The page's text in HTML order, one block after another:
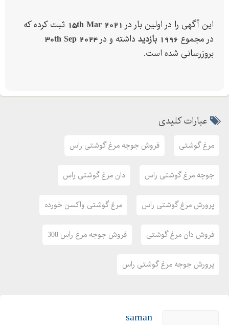
این آگهی را در اولین بار در 15th Mar 2021 ثبت کرده که
در مجموع 1996 بازدید داشته و در 30th Sep 2024
بروزرسانی شده است.
عبارات کلیدی
مرغ گوشتی فروش جوجه مرغ گوشتی راس
جوجه مرغ گوشتی راس دان مرغ گوشتی راس
پرورش مرغ گوشتی راس مرغ گوشتی واکسن خورده
فروش دان مرغ گوشتی فروش جوجه مرغ راس 308
پرورش جوجه مرغ گوشتی راس
saman